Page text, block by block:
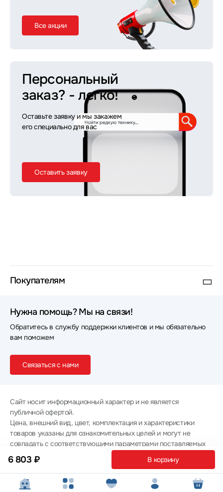
6 803 ₽ В корзину
Все акции
Персональный
заказ? - легко!
Оставьте заявку и мы закажем
его специально для вас
Оставить заявку
Покупателям
Нужна помощь? Мы на связи!
Обратитесь в службу поддержки клиентов и мы обязательно
вам поможем
Связаться с нами
Сайт носит информационный характер и не является
публичной офертой.
Цена, внешний вид, цвет, комплектация и характеристики
товаров указаны для ознакомительных целей и могут не
совпадать с соответствующими параметрами поставляемых
товаров - уточняйте информацию у менеджера при
оформлении заказа.
Политика конфиденциальности
© 2012 — 2026 ООО «Эпл Тэк»